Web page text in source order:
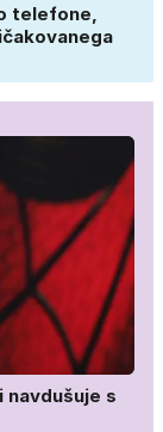
telefone,
s